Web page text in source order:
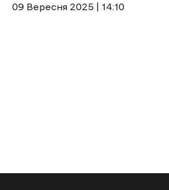
09 Вересня 2025 | 14:10